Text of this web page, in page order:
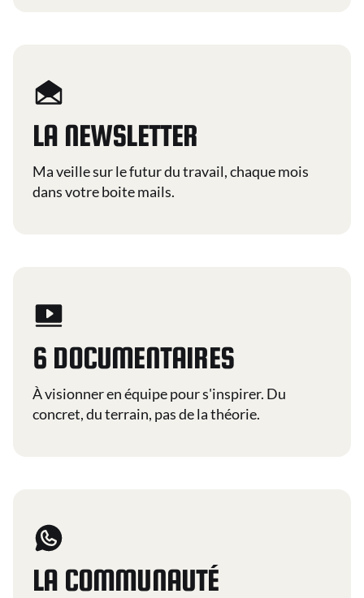
LA NEWSLETTER
Ma veille sur le futur du travail, chaque mois
dans votre boite mails.
6 DOCUMENTAIRES
À visionner en équipe pour s'inspirer. Du
concret, du terrain, pas de la théorie.
LA COMMUNAUTÉ